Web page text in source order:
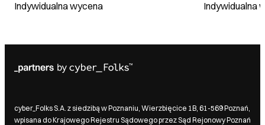
Indywidualna wycena Indywidualna
cyber_Folks S.A. z siedzibą w Poznaniu, Wierzbięcice 1B, 61-569 Poznań,
wpisana do Krajowego Rejestru Sądowego przez Sąd Rejonowy Poznań